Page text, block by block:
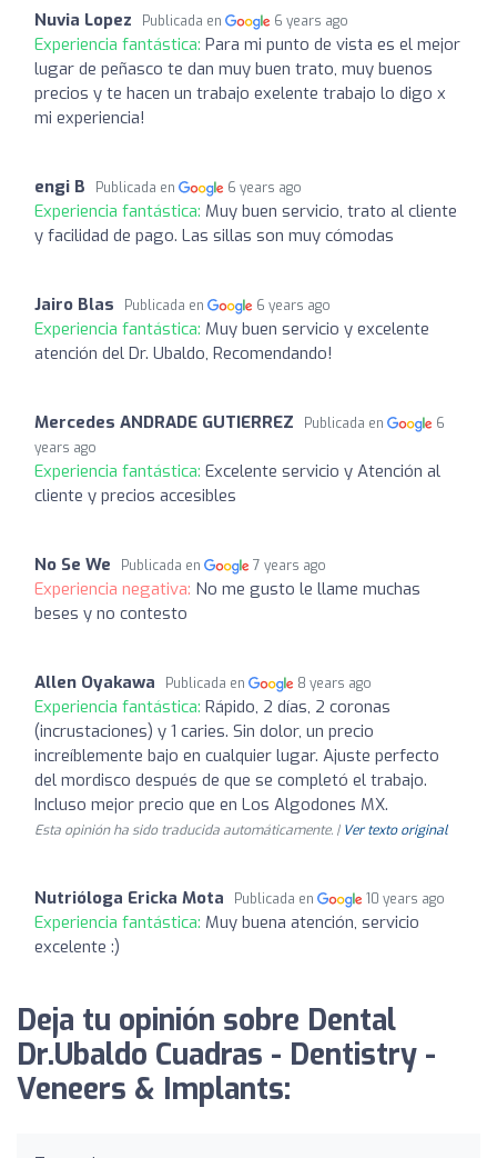
Nuvia Lopez Publicada en 6 years ago
Experiencia fantástica: Para mi punto de vista es el mejor
lugar de peñasco te dan muy buen trato, muy buenos
precios y te hacen un trabajo exelente trabajo lo digo x
mi experiencia!
engi B Publicada en 6 years ago
Experiencia fantástica: Muy buen servicio, trato al cliente
y facilidad de pago. Las sillas son muy cómodas
Jairo Blas Publicada en 6 years ago
Experiencia fantástica: Muy buen servicio y excelente
atención del Dr. Ubaldo, Recomendando!
Mercedes ANDRADE GUTIERREZ Publicada en
6
years ago
Experiencia fantástica: Excelente servicio y Atención al
cliente y precios accesibles
No Se We Publicada en 7 years ago
Experiencia negativa: No me gusto le llame muchas
beses y no contesto
Allen Oyakawa Publicada en 8 years ago
Experiencia fantástica: Rápido, 2 días, 2 coronas
(incrustaciones) y 1 caries. Sin dolor, un precio
increíblemente bajo en cualquier lugar. Ajuste perfecto
del mordisco después de que se completó el trabajo.
Incluso mejor precio que en Los Algodones MX.
Esta opinión ha sido traducida automáticamente. | Ver texto original
Nutrióloga Ericka Mota Publicada en 10 years ago
Experiencia fantástica: Muy buena atención, servicio
excelente :)
Deja tu opinión sobre Dental
Dr.Ubaldo Cuadras - Dentistry -
Veneers & Implants: